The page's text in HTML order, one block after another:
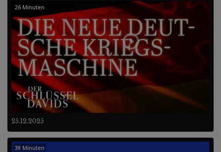
25.12.2025
26 Minuten
39 Minuten